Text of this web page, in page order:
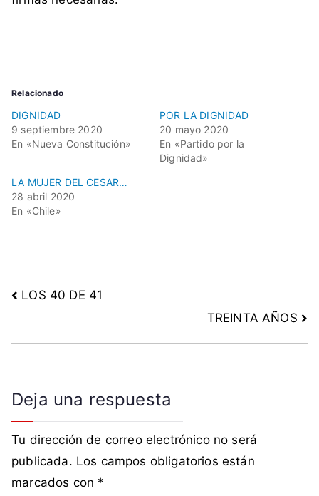
Relacionado
DIGNIDAD
9 septiembre 2020
En «Nueva Constitución»
POR LA DIGNIDAD
20 mayo 2020
En «Partido por la
Dignidad»
LA MUJER DEL CESAR…
28 abril 2020
En «Chile»
LOS 40 DE 41
TREINTA AÑOS
Deja una respuesta
Tu dirección de correo electrónico no será
publicada. Los campos obligatorios están
marcados con *